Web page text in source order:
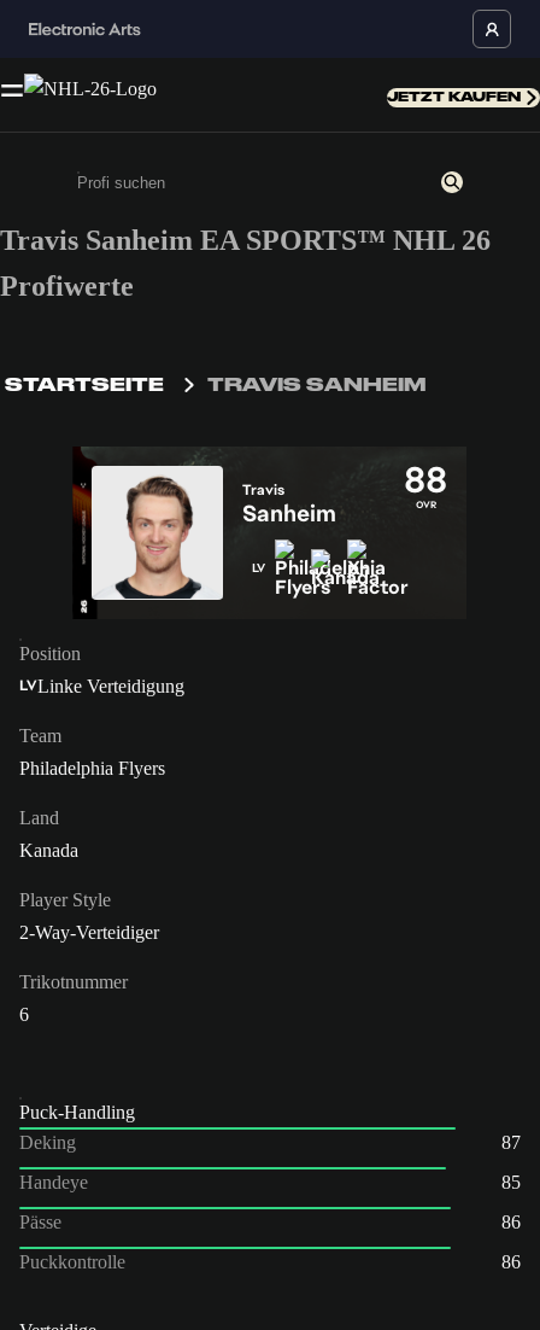
JETZT KAUFEN
Gib mindestens 3 Zeichen oder Ziffern ein
Travis Sanheim EA SPORTS™ NHL 26
Profiwerte
STARTSEITE TRAVIS SANHEIM
88
OVR
Travis
Sanheim
LV
Position
LVLinke Verteidigung
Team
Philadelphia Flyers
Land
Kanada
Player Style
2-Way-Verteidiger
Trikotnummer
6
Puck-Handling
Deking
87
Handeye
85
Pässe
86
Puckkontrolle
86